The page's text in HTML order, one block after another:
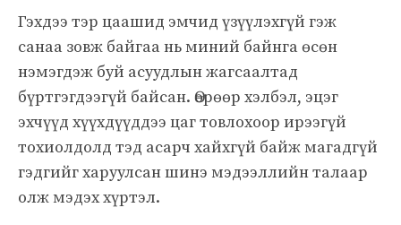
Гэхдээ тэр цаашид эмчид үзүүлэхгүй гэж
санаа зовж байгаа нь миний байнга өсөн
нэмэгдэж буй асуудлын жагсаалтад
бүртгэгдээгүй байсан. Өөрөөр хэлбэл, эцэг
эхчүүд хүүхдүүддээ цаг товлохоор ирээгүй
тохиолдолд тэд асарч хайхгүй байж магадгүй
гэдгийг харуулсан шинэ мэдээллийн талаар
олж мэдэх хүртэл.